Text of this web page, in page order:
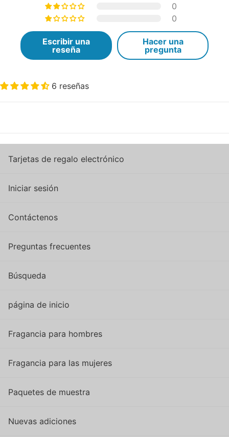
0
0
Escribir una
reseña
Hacer una
pregunta
6 reseñas
Tarjetas de regalo electrónico
Iniciar sesión
Contáctenos
Preguntas frecuentes
Búsqueda
página de inicio
Fragancia para hombres
Fragancia para las mujeres
Paquetes de muestra
Nuevas adiciones